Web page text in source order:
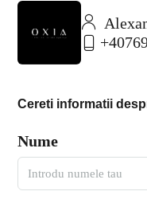
Cereti informatii
Nume